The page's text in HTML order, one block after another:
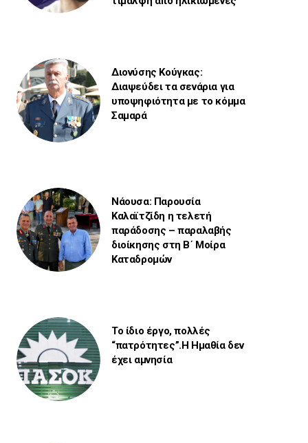
Διονύσης Κούγκας:
Διαψεύδει τα σενάρια για
υποψηφιότητα με το κόμμα
Σαμαρά
Νάουσα: Παρουσία
Καλαϊτζίδη η τελετή
παράδοσης – παραλαβής
διοίκησης στη Β΄ Μοίρα
Καταδρομών
Το ίδιο έργο, πολλές
“πατρότητες”.Η Ημαθία δεν
έχει αμνησία